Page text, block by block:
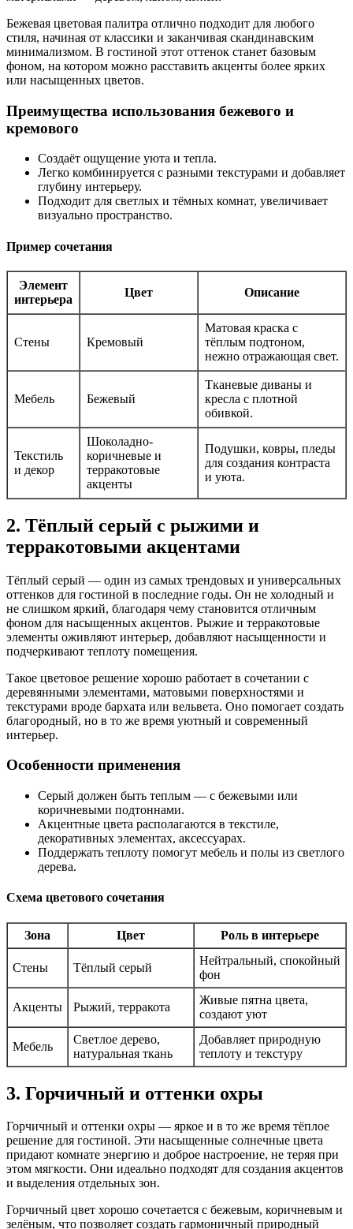
Бежевая цветовая палитра отлично подходит для любого
стиля, начиная от классики и заканчивая скандинавским
минимализмом. В гостиной этот оттенок станет базовым
фоном, на котором можно расставить акценты более ярких
или насыщенных цветов.
Преимущества использования бежевого и
кремового
Создаёт ощущение уюта и тепла.
Легко комбинируется с разными текстурами и добавляет
глубину интерьеру.
Подходит для светлых и тёмных комнат, увеличивает
визуально пространство.
Пример сочетания
Элемент
интерьера
Цвет Описание
Стены Кремовый
Матовая краска с
тёплым подтоном,
нежно отражающая свет.
Мебель Бежевый
Тканевые диваны и
кресла с плотной
обивкой.
Текстиль
и декор
Шоколадно-
коричневые и
терракотовые
акценты
Подушки, ковры, пледы
для создания контраста
и уюта.
2. Тёплый серый с рыжими и
терракотовыми акцентами
Тёплый серый — один из самых трендовых и универсальных
оттенков для гостиной в последние годы. Он не холодный и
не слишком яркий, благодаря чему становится отличным
фоном для насыщенных акцентов. Рыжие и терракотовые
элементы оживляют интерьер, добавляют насыщенности и
подчеркивают теплоту помещения.
Такое цветовое решение хорошо работает в сочетании с
деревянными элементами, матовыми поверхностями и
текстурами вроде бархата или вельвета. Оно помогает создать
благородный, но в то же время уютный и современный
интерьер.
Особенности применения
Серый должен быть теплым — с бежевыми или
коричневыми подтоннами.
Акцентные цвета располагаются в текстиле,
декоративных элементах, аксессуарах.
Поддержать теплоту помогут мебель и полы из светлого
дерева.
Схема цветового сочетания
Зона Цвет Роль в интерьере
Стены Тёплый серый
Нейтральный, спокойный
фон
Акценты Рыжий, терракота
Живые пятна цвета,
создают уют
Мебель
Светлое дерево,
натуральная ткань
Добавляет природную
теплоту и текстуру
3. Горчичный и оттенки охры
Горчичный и оттенки охры — яркое и в то же время тёплое
решение для гостиной. Эти насыщенные солнечные цвета
придают комнате энергию и доброе настроение, не теряя при
этом мягкости. Они идеально подходят для создания акцентов
и выделения отдельных зон.
Горчичный цвет хорошо сочетается с бежевым, коричневым и
зелёным, что позволяет создать гармоничный природный